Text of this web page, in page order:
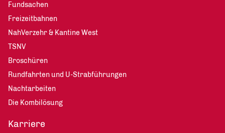
Fundsachen
Freizeitbahnen
NahVerzehr & Kantine West
TSNV
Broschüren
Rundfahrten und U-Strabführungen
Nachtarbeiten
Die Kombilösung
Karriere